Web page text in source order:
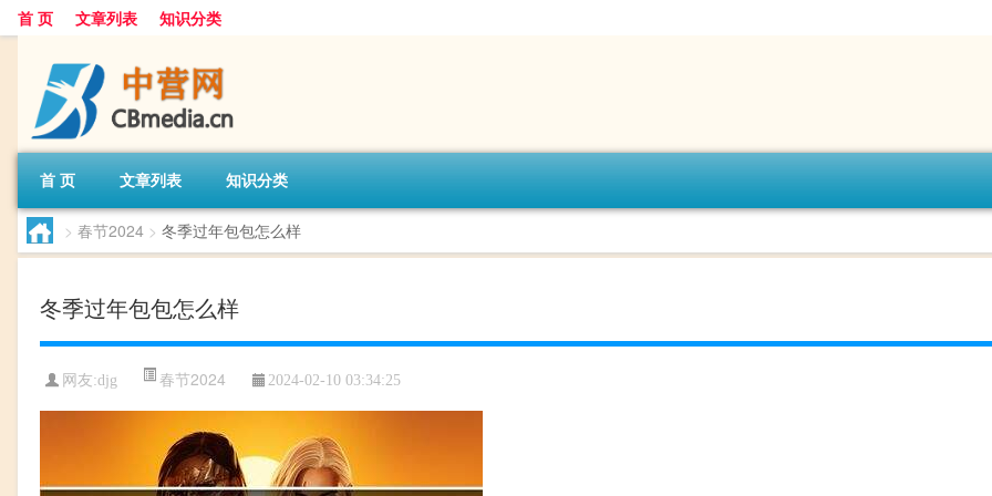
首 页 文章列表 知识分类
首 页 文章列表 知识分类
> 春节2024 > 冬季过年包包怎么样
冬季过年包包怎么样
网友:djg 春节2024 2024-02-10 03:34:25